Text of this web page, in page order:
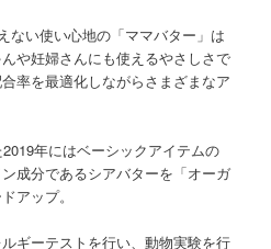
ない使い心地の「ママバター」は
や妊婦さんにも使えるやさしさで
率を最適化しながらさまざまなア
年にはベーシックアイテムの
成分であるシアバターを「オーガ
アップ。
ギーテストを行い、動物実験を行